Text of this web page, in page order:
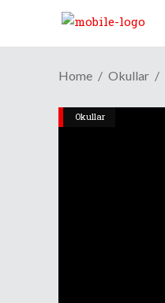
Home Okullar
Okullar